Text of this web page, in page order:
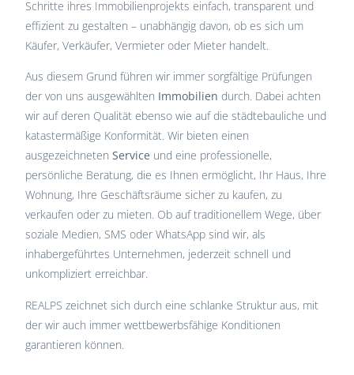
Schritte ihres Immobilienprojekts einfach, transparent und
effizient zu gestalten – unabhängig davon, ob es sich um
Käufer, Verkäufer, Vermieter oder Mieter handelt.
Aus diesem Grund führen wir immer sorgfältige Prüfungen
der von uns ausgewählten Immobilien durch. Dabei achten
wir auf deren Qualität ebenso wie auf die städtebauliche und
katastermäßige Konformität. Wir bieten einen
ausgezeichneten Service und eine professionelle,
persönliche Beratung, die es Ihnen ermöglicht, Ihr Haus, Ihre
Wohnung, Ihre Geschäftsräume sicher zu kaufen, zu
verkaufen oder zu mieten. Ob auf traditionellem Wege, über
soziale Medien, SMS oder WhatsApp sind wir, als
inhabergeführtes Unternehmen, jederzeit schnell und
unkompliziert erreichbar.
REALPS zeichnet sich durch eine schlanke Struktur aus, mit
der wir auch immer wettbewerbsfähige Konditionen
garantieren können.